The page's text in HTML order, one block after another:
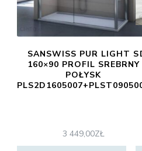
SANSWISS PUR LIGHT S
160×90 PROFIL SREBRNY
POŁYSK
3 449,00ZŁ